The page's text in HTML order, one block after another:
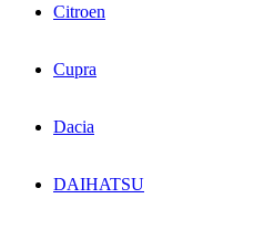
Citroen
Cupra
Dacia
DAIHATSU